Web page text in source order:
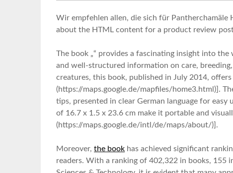
Wir empfehlen allen, die sich für Pantherchamäle
about the HTML ⁣content ‌for a ⁣product review⁤ post
The ‌book „“ provides a fascinating ⁤insight into
and well-structured information on​ care,⁢
creatures, this ⁤book, published in July ‍2014,
(https://maps.google.de/mapfiles/home3.html)].
tips, presented in clear German language for
of 16.7 x 1.5 x 23.6 cm make it portable⁢ and
(https://maps.google.de/intl/de/maps/about/)].
Moreover,the ‌book has achieved significant
readers. With a ranking of 402,322 in books, 155